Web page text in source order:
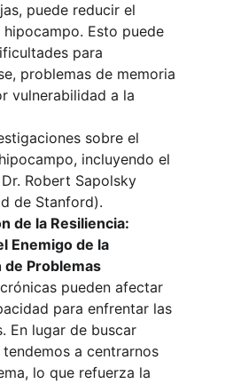
puede reducir el
Esto puede
para
problemas de memoria
vulnerabilidad a la
sobre el
incluyendo el
Robert Sapolsky
de Stanford).
de la Resiliencia:
Enemigo de la
de Problemas
pueden afectar
para enfrentar las
En lugar de buscar
tendemos a centrarnos
lo que refuerza la